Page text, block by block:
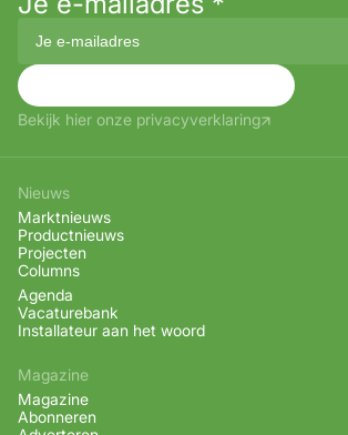
Bekijk hier onze privacyverklaring
Nieuws
Marktnieuws
Productnieuws
Projecten
Columns
Agenda
Vacaturebank
Installateur aan het woord
Magazine
Magazine
Abonneren